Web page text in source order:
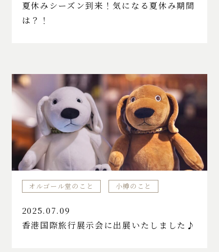
夏休みシーズン到来！気になる夏休み期間
は？！
オルゴール堂のこと 小樽のこと
2025.07.09
香港国際旅行展示会に出展いたしました♪